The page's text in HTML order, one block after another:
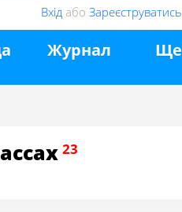
Вхід або Зареєструватись
Журнал Ще